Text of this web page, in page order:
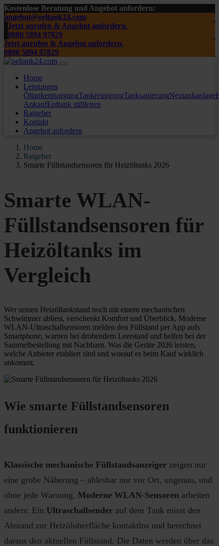
Kostenlose Beratung und Angebot anfordern:
angebot@oeltank24.com
Jetzt anrufen & Angebot anfordern.
0800 5894 97829
Jetzt anrufen & Angebot anfordern.
0800 5894 97829
Home
Leistungen
ÖltankentsorgungTankreinigungTanksanierungNeutankanlage
AnkaufErdtank stilllegen
Ratgeber
Kontakt
Angebot anfordern
Home
Ratgeber
Smarte Füllstandsensoren für Heizöltanks 2026
Smarte WLAN-
Füllstandsensoren für
Heizöltanks im
Vergleich
Wer seinen Heizöltankstand noch mit einem mechanischen
Schwimmer abliest, verschenkt Komfort und Überblick. Moderne
WLAN-Ultraschallsensoren melden den Füllstand per App aufs
Smartphone, warnen bei drohendem Leerstand und helfen bei der
Sammelbestellung mit Nachbarn. Was die Geräte 2026 leisten,
welche Anbieter etabliert sind und worauf es beim Kauf wirklich
ankommt.
Wie smarte Füllstandsensoren
funktionieren
Klassische mechanische Füllstandsanzeiger zeigen nur
eine grobe Näherung – ablesbar nur vor Ort, ungenau, und
ohne jede Warnung. Moderne WLAN-Sensoren arbeiten
anders: Ein Ultraschallsender auf dem Tank misst den
Abstand zur Heizöloberfläche kontaktlos und berechnet
daraus den aktuellen Füllstand. Die Daten werden über das